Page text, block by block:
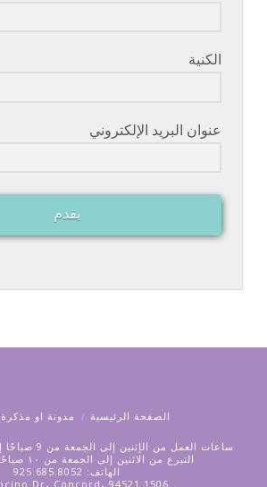
الكنية
عنوان البريد الإلكتروني
يقدم
الصفحة الرئيسية مدونة او مذكرة
التبرع من الاثنين إلى الجمعة من ١٠ صباحًا إلى ٥ مساءً
الهاتف: 925.685.8052
1506 Mendocino Dr، Concord، 94521